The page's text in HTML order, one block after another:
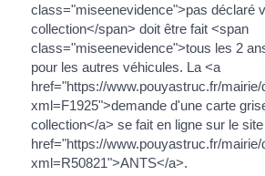
class="miseenevidence">pas déclaré
collection</span> doit être fait <span
class="miseenevidence">tous les 2
pour les autres véhicules. La <a
href="https://www.pouyastruc.fr/
xml=F1925">demande d'une carte
collection</a> se fait en ligne sur le
href="https://www.pouyastruc.fr/
xml=R50821">ANTS</a>.